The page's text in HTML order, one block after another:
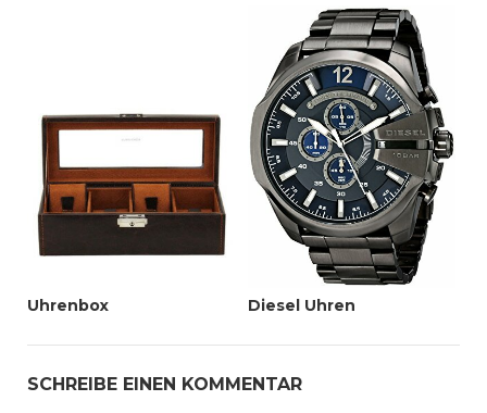
Uhrenbox Diesel Uhren
SCHREIBE EINEN KOMMENTAR